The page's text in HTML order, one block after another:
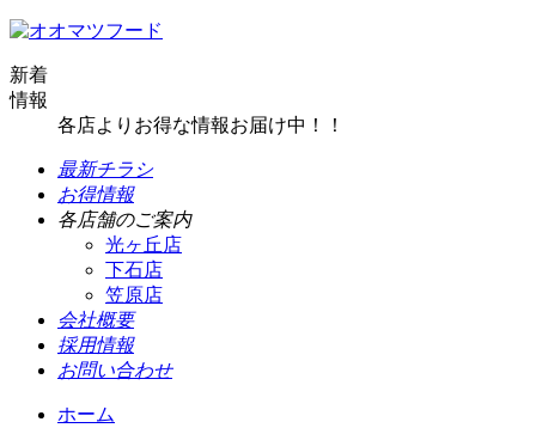
新着
情報
各店よりお得な情報お届け中！！
最新チラシ
お得情報
各店舗のご案内
光ヶ丘店
下石店
笠原店
会社概要
採用情報
お問い合わせ
ホーム